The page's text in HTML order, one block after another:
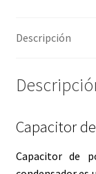
My account
My account
Política de
Descripción
Capacitor
Capacitor de